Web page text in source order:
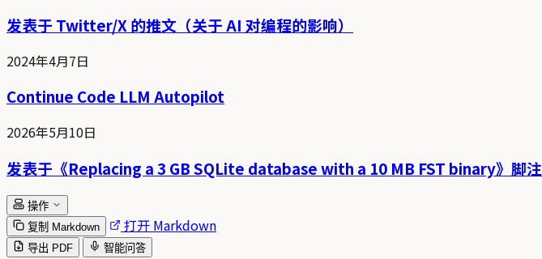
发表于 Twitter/X 的推文（关于 AI 对编程的影响）
2024年4月7日
Continue Code LLM Autopilot
2026年5月10日
发表于《Replacing a 3 GB SQLite database with a 10 MB FST binary》脚注
操作
复制 Markdown
打开 Markdown
导出 PDF 智能问答